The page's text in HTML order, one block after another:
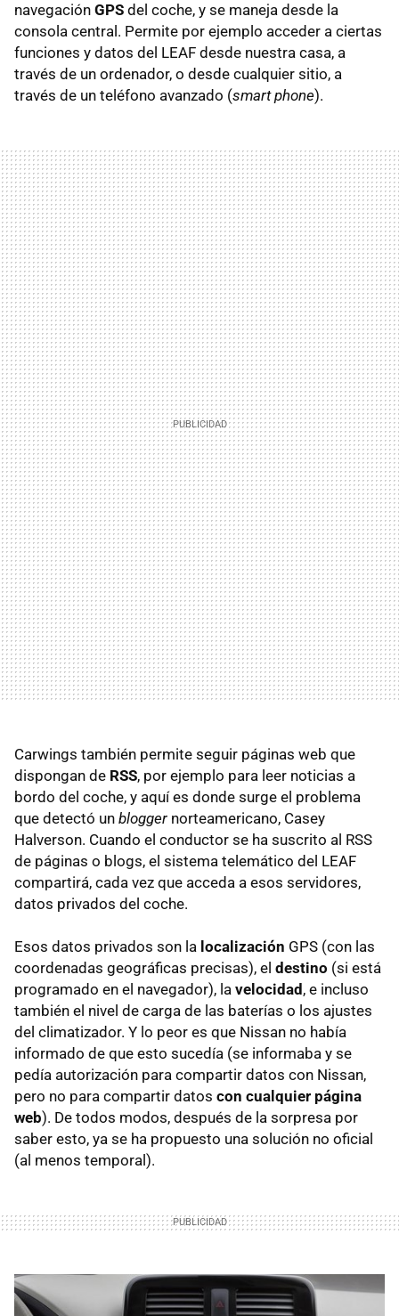
navegación GPS del coche, y se maneja desde la
consola central. Permite por ejemplo acceder a ciertas
funciones y datos del LEAF desde nuestra casa, a
través de un ordenador, o desde cualquier sitio, a
través de un teléfono avanzado (smart phone).
Carwings también permite seguir páginas web que
dispongan de RSS, por ejemplo para leer noticias a
bordo del coche, y aquí es donde surge el problema
que detectó un blogger norteamericano, Casey
Halverson. Cuando el conductor se ha suscrito al RSS
de páginas o blogs, el sistema telemático del LEAF
compartirá, cada vez que acceda a esos servidores,
datos privados del coche.
Esos datos privados son la localización GPS (con las
coordenadas geográficas precisas), el destino (si está
programado en el navegador), la velocidad , e incluso
también el nivel de carga de las baterías o los ajustes
del climatizador. Y lo peor es que Nissan no había
informado de que esto sucedía (se informaba y se
pedía autorización para compartir datos con Nissan,
pero no para compartir datos con cualquier página
web). De todos modos, después de la sorpresa por
saber esto, ya se ha propuesto una solución no oficial
(al menos temporal).